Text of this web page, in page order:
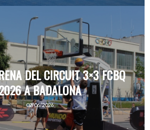
DEL CIRCUIT 3×3 FCBQ
A BADALONA
02/06/2026